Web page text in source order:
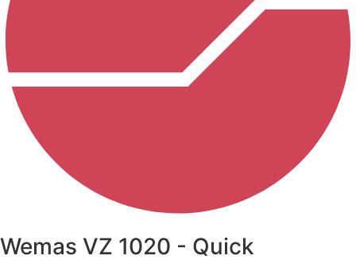
Wemas VZ 1020 - Quick